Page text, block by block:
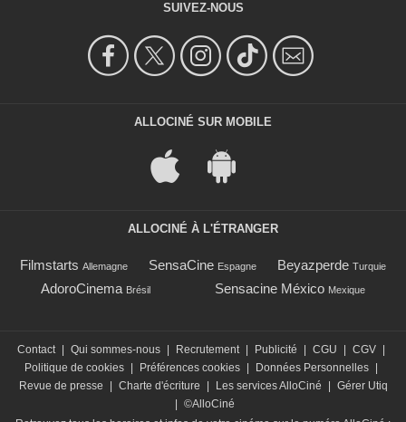
SUIVEZ-NOUS
ALLOCINÉ SUR MOBILE
ALLOCINÉ À L'ÉTRANGER
Filmstarts Allemagne SensaCine Espagne Beyazperde Turquie
AdoroCinema Brésil Sensacine México Mexique
Contact | Qui sommes-nous | Recrutement | Publicité | CGU | CGV |
Politique de cookies | Préférences cookies | Données Personnelles |
Revue de presse
| Charte d'écriture | Les services AlloCiné | Gérer Utiq
| ©AlloCiné